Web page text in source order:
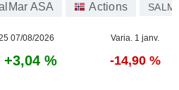
ASA Actions SALM
07/08/2026 Varia. 1 janv.
+3,04 % -14,90 %